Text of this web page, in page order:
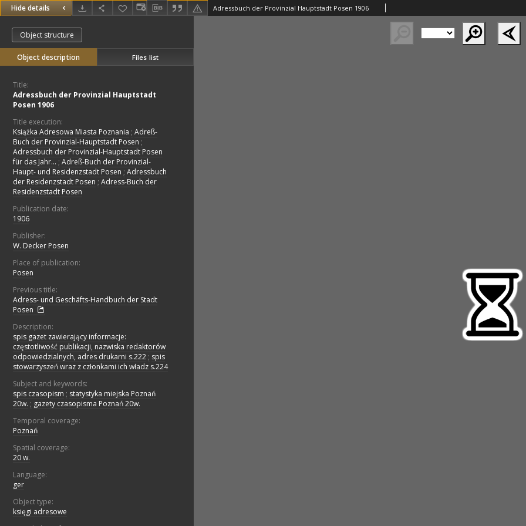
Hide details Adressbuch der Provinzial Hauptstadt Posen 1906
Object structure
Object description Files list
Title:
Adressbuch der Provinzial Hauptstadt
Posen 1906
Title execution:
Książka Adresowa Miasta Poznania ; Adreß-
Buch der Provinzial-Hauptstadt Posen ;
Adressbuch der Provinzial-Hauptstadt Posen
für das Jahr... ; Adreß-Buch der Provinzial-
Haupt- und Residenzstadt Posen ; Adressbuch
der Residenzstadt Posen ; Adress-Buch der
Residenzstadt Posen
Publication date:
1906
Publisher:
W. Decker Posen
Place of publication:
Posen
Previous title:
Adress- und Geschäfts-Handbuch der Stadt
Posen
Description:
spis gazet zawierający informacje:
częstotliwość publikacji, nazwiska redaktorów
odpowiedzialnych, adres drukarni s.222 ; spis
stowarzyszeń wraz z członkami ich władz s.224
Subject and keywords:
spis czasopism ; statystyka miejska Poznań
20w. ; gazety czasopisma Poznań 20w.
Temporal coverage:
Poznań
Spatial coverage:
20 w.
Language:
ger
Object type:
księgi adresowe